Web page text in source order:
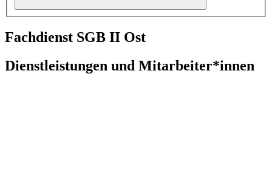
Fachdienst SGB II Ost
Dienstleistungen und Mitarbeiter*innen